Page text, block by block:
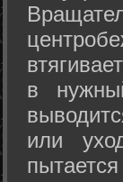
в
или